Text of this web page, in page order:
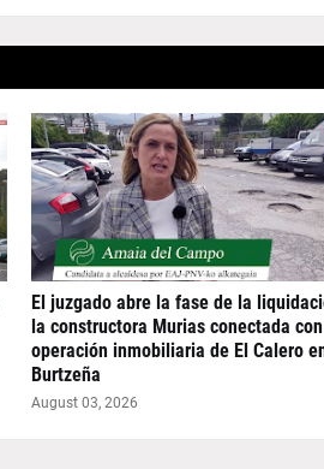
El juzgado abre la fase de la
la constructora Murias conectada
operación inmobiliaria de El Calero
Burtzeña
August 03, 2026